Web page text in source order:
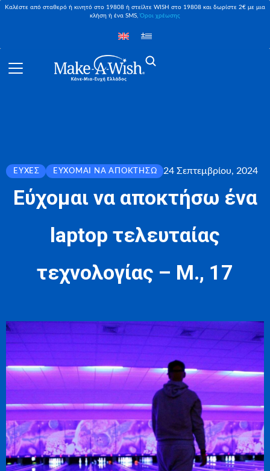
Καλέστε από σταθερό ή κινητό στο 19808 ή στείλτε WISH στο 19808 και δωρίστε 2€ με μια
κλήση ή ένα SMS,Όροι χρέωσης
ΕΥΧΈΣ ΕΎΧΟΜΑΙ ΝΑ ΑΠΟΚΤΉΣΩ 24 Σεπτεμβρίου, 2024
Εύχομαι να αποκτήσω ένα
laptop τελευταίας
τεχνολογίας – Μ., 17